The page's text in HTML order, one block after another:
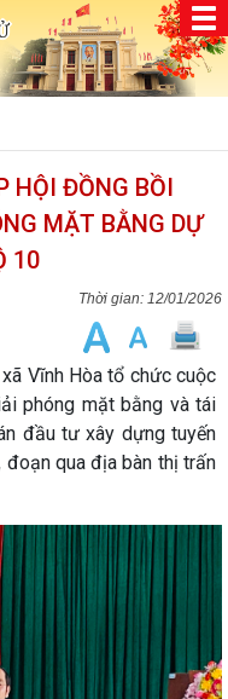
HỘI ĐỒNG BỒI
MẶT BẰNG DỰ
10
12/01/2026
Vĩnh Hòa tổ chức cuộc
phóng mặt bằng và tái
đầu tư xây dựng tuyến
qua địa bàn thị trấn